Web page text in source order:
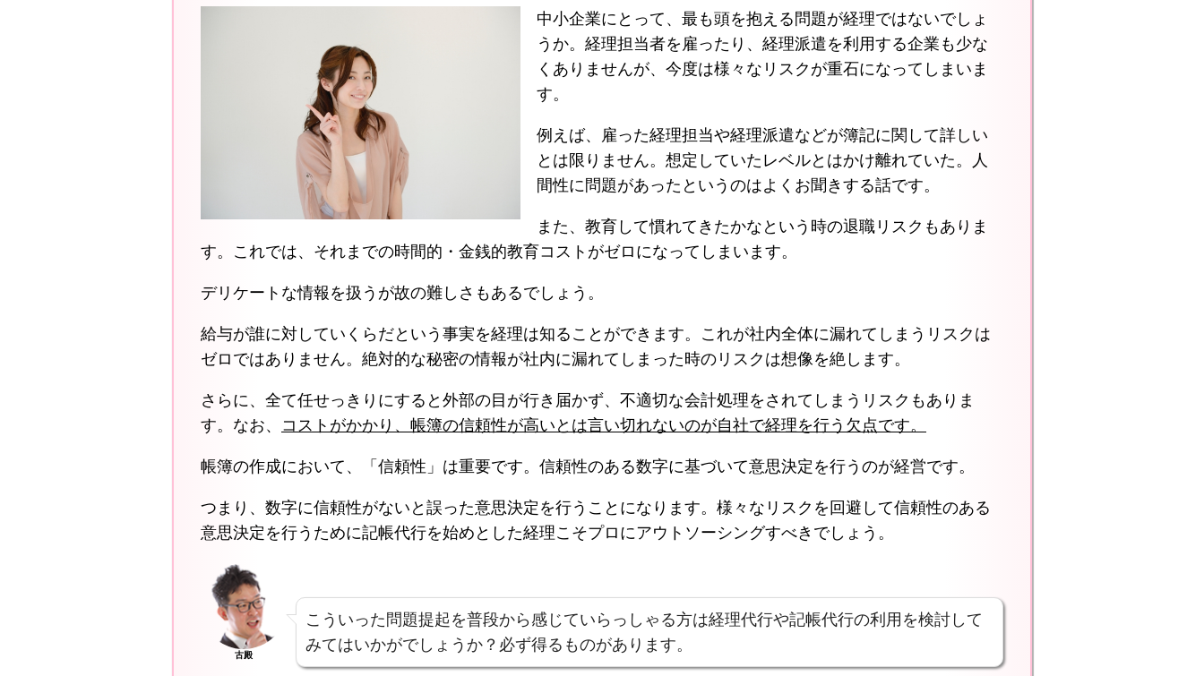
中小企業にとって、最も頭を抱える問題が経理ではないでしょ
うか。経理担当者を雇ったり、経理派遣を利用する企業も少な
くありませんが、今度は様々なリスクが重石になってしまいま
す。
例えば、雇った経理担当や経理派遣などが簿記に関して詳しい
とは限りません。想定していたレベルとはかけ離れていた。人
間性に問題があったというのはよくお聞きする話です。
また、教育して慣れてきたかなという時の退職リスクもありま
す。これでは、それまでの時間的・金銭的教育コストがゼロになってしまいます。
デリケートな情報を扱うが故の難しさもあるでしょう。
給与が誰に対していくらだという事実を経理は知ることができます。これが社内全体に漏れてしまうリスクは
ゼロではありません。絶対的な秘密の情報が社内に漏れてしまった時のリスクは想像を絶します。
さらに、全て任せっきりにすると外部の目が行き届かず、不適切な会計処理をされてしまうリスクもありま
す。なお、 コストがかかり、帳簿の信頼性が高いとは言い切れないのが自社で経理を行う欠点です。
帳簿の作成において、「信頼性」は重要です。信頼性のある数字に基づいて意思決定を行うのが経営です。
つまり、数字に信頼性がないと誤った意思決定を行うことになります。様々なリスクを回避して信頼性のある
意思決定を行うために記帳代行を始めとした経理こそプロにアウトソーシングすべきでしょう。
古殿
こういった問題提起を普段から感じていらっしゃる方は経理代行や記帳代行の利用を検討して
みてはいかがでしょうか？必ず得るものがあります。